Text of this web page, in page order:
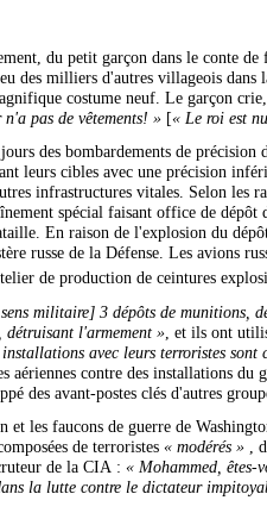
du petit garçon dans le conte
des milliers d'autres villageois
costume neuf. Le garçon
pas de vêtements! »[« Le roi est
des bombardements de précision
leurs cibles avec une précision
infrastructures vitales. Selon les
spécial faisant office de
En raison de l'explosion du
russe de la Défense. Les avions
de production de ceintures
militaire] 3 dépôts de munitions,
l'armement », et ils ont
avec leurs terroristes sont
aériennes contre des installations
des avant-postes clés d'autres
et les faucons de guerre de
de terroristes « modérés » ,
de la CIA : « Mohammed, êtes-
la lutte contre le dictateur